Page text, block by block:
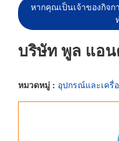
หากคุณเป็นเจ้าของกิจ
บริษัท พูล แอ
หมวดหมู่ : อุปกรณ์และเครื่